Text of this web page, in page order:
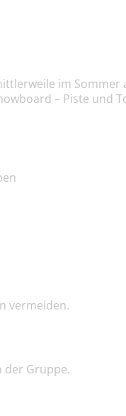
im
– Piste und
vermeiden.
der Gruppe.